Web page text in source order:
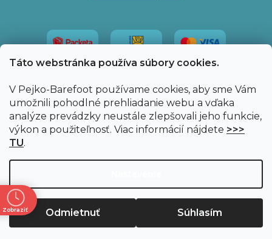
Táto webstránka používa súbory cookies.
V Pejko-Barefoot používame cookies, aby sme Vám
umožnili pohodlné prehliadanie webu a vďaka
analýze prevádzky neustále zlepšovali jeho funkcie,
výkon a použiteľnosť. Viac informácií nájdete >>>
TU.
Odmietnuť Súhlasím
Copyright 2026Pejko-Barefoot.sk. Všetky práva
vyhradené.
Upraviť nastavenie cookies
Zobraziť